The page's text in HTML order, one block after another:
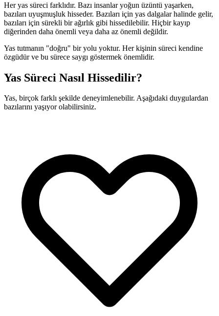
Her yas süreci farklıdır. Bazı insanlar yoğun üzüntü yaşarken,
bazıları uyuşmuşluk hisseder. Bazıları için yas dalgalar halinde gelir,
bazıları için sürekli bir ağırlık gibi hissedilebilir. Hiçbir kayıp
diğerinden daha önemli veya daha az önemli değildir.
Yas tutmanın "doğru" bir yolu yoktur. Her kişinin süreci kendine
özgüdür ve bu sürece saygı göstermek önemlidir.
Yas Süreci Nasıl Hissedilir?
Yas, birçok farklı şekilde deneyimlenebilir. Aşağıdaki duygulardan
bazılarını yaşıyor olabilirsiniz.